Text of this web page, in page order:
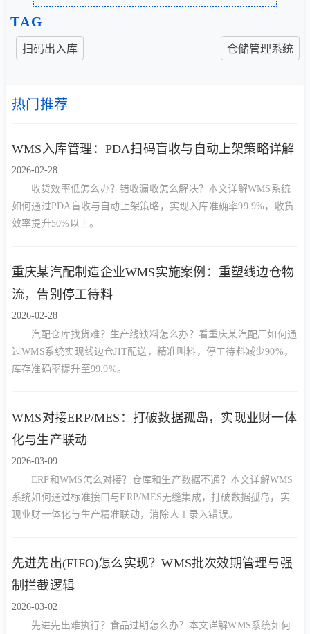
TAG
扫码出入库 仓储管理系统
热门推荐
WMS入库管理：PDA扫码盲收与自动上架策略详解
2026-02-28
收货效率低怎么办？错收漏收怎么解决？本文详解WMS系统
如何通过PDA盲收与自动上架策略，实现入库准确率99.9%，收货
效率提升50%以上。
重庆某汽配制造企业WMS实施案例：重塑线边仓物
流，告别停工待料
2026-02-28
汽配仓库找货难？生产线缺料怎么办？看重庆某汽配厂如何通
过WMS系统实现线边仓JIT配送，精准叫料，停工待料减少90%，
库存准确率提升至99.9%。
WMS对接ERP/MES：打破数据孤岛，实现业财一体
化与生产联动
2026-03-09
ERP和WMS怎么对接？仓库和生产数据不通？本文详解WMS
系统如何通过标准接口与ERP/MES无缝集成，打破数据孤岛，实
现业财一体化与生产精准联动，消除人工录入错误。
先进先出(FIFO)怎么实现？WMS批次效期管理与强
制拦截逻辑
2026-03-02
先进先出难执行？食品过期怎么办？本文详解WMS系统如何